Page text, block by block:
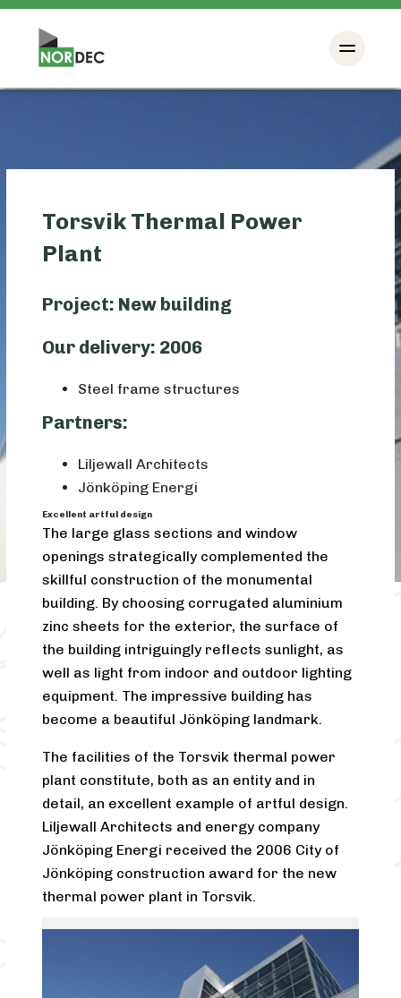
Torsvik Thermal Power
Plant
Project: New building
Our delivery: 2006
Steel frame structures
Partners:
Liljewall Architects
Jönköping Energi
Excellent artful design
The large glass sections and window
openings strategically complemented the
skillful construction of the monumental
building. By choosing corrugated aluminium
zinc sheets for the exterior, the surface of
the building intriguingly reflects sunlight, as
well as light from indoor and outdoor lighting
equipment. The impressive building has
become a beautiful Jönköping landmark.
The facilities of the Torsvik thermal power
plant constitute, both as an entity and in
detail, an excellent example of artful design.
Liljewall Architects and energy company
Jönköping Energi received the 2006 City of
Jönköping construction award for the new
thermal power plant in Torsvik.